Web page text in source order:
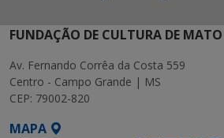
FUNDAÇÃO DE CULTURA DE
Av. Fernando Corrêa da Costa 559
Centro - Campo Grande | MS
CEP: 79002-820
MAPA